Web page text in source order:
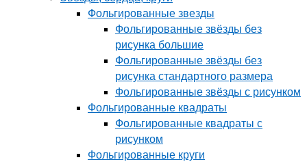
Фольгированные звезды
Фольгированные звёзды без
рисунка большие
Фольгированные звёзды без
рисунка стандартного размера
Фольгированные звёзды с рисунком
Фольгированные квадраты
Фольгированные квадраты с
рисунком
Фольгированные круги